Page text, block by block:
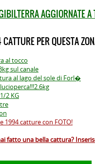
AGGIORNATE A
PER QUESTA
al tocco
sul canale
al lago del sole di Forl�
2 KG
1994 catture con FOTO!
fatto una bella cattura?